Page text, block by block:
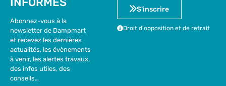
Abonnez-vous à la
newsletter de Dampmart
et recevez les dernières
actualités, les évènements
à venir, les alertes travaux,
des infos utiles, des
conseils…
S'inscrire
Droit d'opposition et de retrait